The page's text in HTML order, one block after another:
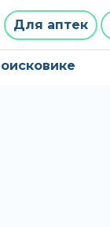
Для аптек